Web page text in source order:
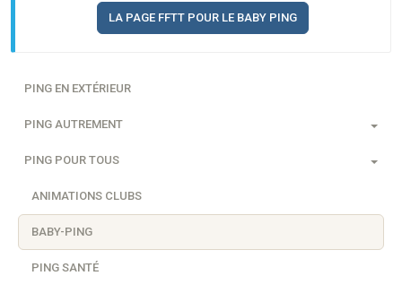
LA PAGE FFTT POUR LE BABY PING
PING EN EXTÉRIEUR
PING AUTREMENT
PING POUR TOUS
ANIMATIONS CLUBS
BABY-PING
PING SANTÉ